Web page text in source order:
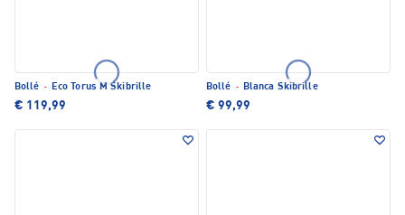
Bollé · Eco Torus M Skibrille
€ 119,99
Bollé · Blanca Skibrille
€ 99,99